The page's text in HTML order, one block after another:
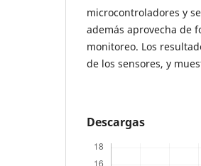
microcontroladores y
además aprovecha de
monitoreo. Los
de los sensores, y
Descargas